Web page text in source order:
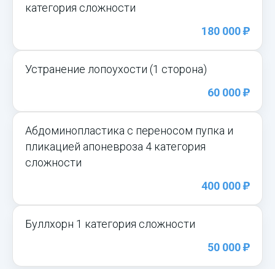
категория сложности
180 000)
Устранение лопоухости (1 сторона)
60 000)
Абдоминопластика с переносом пупка и
пликацией апоневроза 4 категория
сложности
400 000)
Буллхорн 1 категория сложности
50 000)